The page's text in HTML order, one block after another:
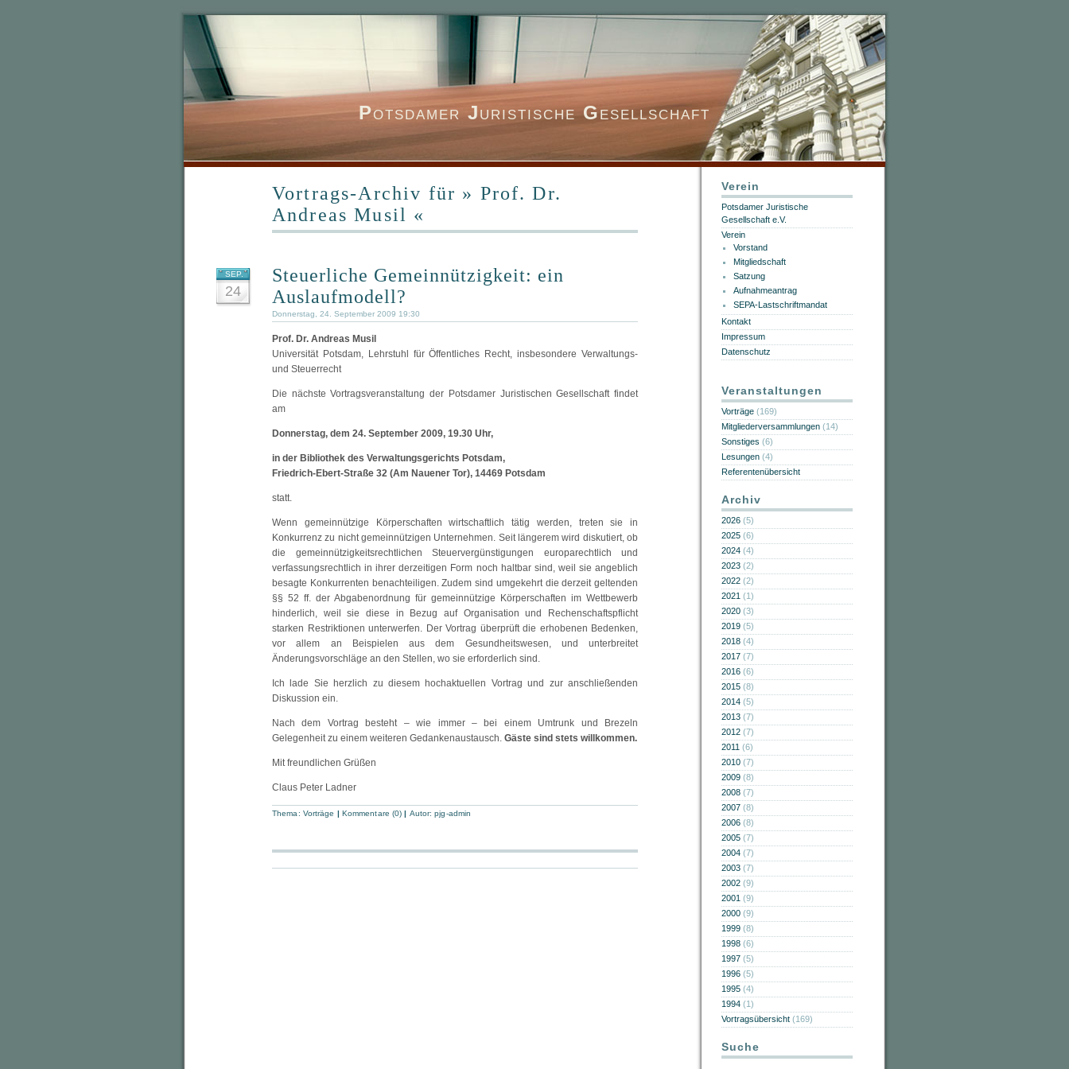
Potsdamer JuristischeGesellschaft
Vortrags-Archiv für » Prof. Dr.
Andreas Musil «
SEP.
24
Steuerliche Gemeinnützigkeit: ein
Auslaufmodell?
Donnerstag, 24. September 2009 19:30
Prof. Dr. Andreas Musil
Universität Potsdam, Lehrstuhl für Öffentliches Recht, insbesondere Verwaltungs-
und Steuerrecht
Die nächste Vortragsveranstaltung der Potsdamer Juristischen Gesellschaft findet
am
Donnerstag, dem 24. September 2009, 19.30 Uhr,
in der Bibliothek des Verwaltungsgerichts Potsdam,
Friedrich-Ebert-Straße 32 (Am Nauener Tor), 14469 Potsdam
statt.
Wenn gemeinnützige Körperschaften wirtschaftlich tätig werden, treten sie in
Konkurrenz zu nicht gemeinnützigen Unternehmen. Seit längerem wird diskutiert, ob
die gemeinnützigkeitsrechtlichen Steuervergünstigungen europarechtlich und
verfassungsrechtlich in ihrer derzeitigen Form noch haltbar sind, weil sie angeblich
besagte Konkurrenten benachteiligen. Zudem sind umgekehrt die derzeit geltenden
§§ 52 ff. der Abgabenordnung für gemeinnützige Körperschaften im Wettbewerb
hinderlich, weil sie diese in Bezug auf Organisation und Rechenschaftspflicht
starken Restriktionen unterwerfen. Der Vortrag überprüft die erhobenen Bedenken,
vor allem an Beispielen aus dem Gesundheitswesen, und unterbreitet
Änderungsvorschläge an den Stellen, wo sie erforderlich sind.
Ich lade Sie herzlich zu diesem hochaktuellen Vortrag und zur anschließenden
Diskussion ein.
Nach dem Vortrag besteht – wie immer – bei einem Umtrunk und Brezeln
Gelegenheit zu einem weiteren Gedankenaustausch. Gäste sind stets willkommen.
Mit freundlichen Grüßen
Claus Peter Ladner
Thema: Vorträge | Kommentare (0) | Autor:pjg-admin
Verein
Potsdamer Juristische
Gesellschaft e.V.
Verein
Vorstand
Mitgliedschaft
Satzung
Aufnahmeantrag
SEPA-Lastschriftmandat
Kontakt
Impressum
Datenschutz
Veranstaltungen
Vorträge (169)
Mitgliederversammlungen (14)
Sonstiges (6)
Lesungen (4)
Referentenübersicht
Archiv
2026 (5)
2025 (6)
2024 (4)
2023 (2)
2022 (2)
2021 (1)
2020 (3)
2019 (5)
2018 (4)
2017 (7)
2016 (6)
2015 (8)
2014 (5)
2013 (7)
2012 (7)
2011 (6)
2010 (7)
2009 (8)
2008 (7)
2007 (8)
2006 (8)
2005 (7)
2004 (7)
2003 (7)
2002 (9)
2001 (9)
2000 (9)
1999 (8)
1998 (6)
1997 (5)
1996 (5)
1995 (4)
1994 (1)
Vortragsübersicht (169)
Suche